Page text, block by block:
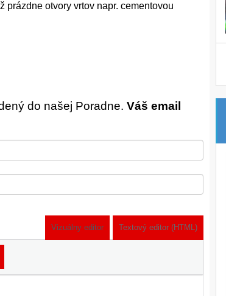
otvory vrtov napr. cementovou
do našej Poradne. Váš email
Vizuálny editor Textový editor (HTML)